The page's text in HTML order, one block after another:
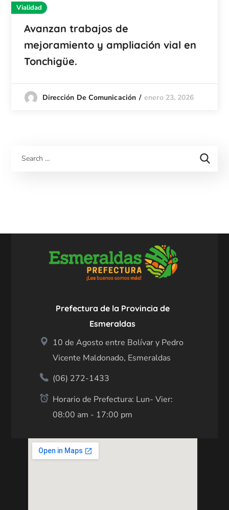
Vialidad
Avanzan trabajos de
mejoramiento y ampliación vial en
Tonchigüe.
Dirección De Comunicación enero 23, 2026
Prefectura de la Provincia de
Esmeraldas
10 de Agosto entre Bolívar y Pedro
Vicente Maldonado, Esmeraldas
(06) 272-1433
Horario de Prefectura: Lun- Vier:
08:00 am - 17:00 pm